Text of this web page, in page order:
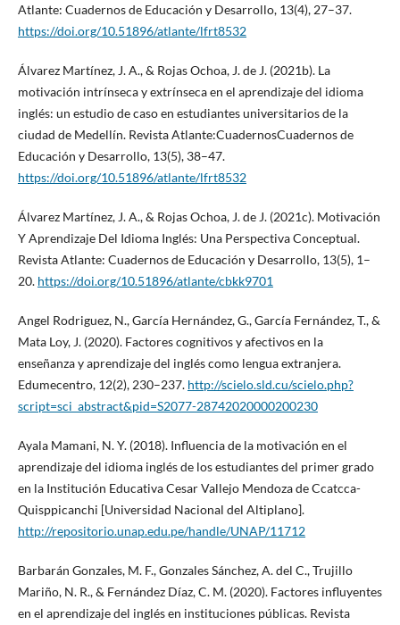
Atlante: Cuadernos de Educación y Desarrollo, 13(4), 27–37.
https://doi.org/10.51896/atlante/lfrt8532
Álvarez Martínez, J. A., & Rojas Ochoa, J. de J. (2021b). La
motivación intrínseca y extrínseca en el aprendizaje del idioma
inglés: un estudio de caso en estudiantes universitarios de la
ciudad de Medellín. Revista Atlante:CuadernosCuadernos de
Educación y Desarrollo, 13(5), 38–47.
https://doi.org/10.51896/atlante/lfrt8532
Álvarez Martínez, J. A., & Rojas Ochoa, J. de J. (2021c). Motivación
Y Aprendizaje Del Idioma Inglés: Una Perspectiva Conceptual.
Revista Atlante: Cuadernos de Educación y Desarrollo, 13(5), 1–
20. https://doi.org/10.51896/atlante/cbkk9701
Angel Rodriguez, N., García Hernández, G., García Fernández, T., &
Mata Loy, J. (2020). Factores cognitivos y afectivos en la
enseñanza y aprendizaje del inglés como lengua extranjera.
Edumecentro, 12(2), 230–237. http://scielo.sld.cu/scielo.php?
script=sci_abstract&pid=S2077-28742020000200230
Ayala Mamani, N. Y. (2018). Influencia de la motivación en el
aprendizaje del idioma inglés de los estudiantes del primer grado
en la Institución Educativa Cesar Vallejo Mendoza de Ccatcca-
Quisppicanchi [Universidad Nacional del Altiplano].
http://repositorio.unap.edu.pe/handle/UNAP/11712
Barbarán Gonzales, M. F., Gonzales Sánchez, A. del C., Trujillo
Mariño, N. R., & Fernández Díaz, C. M. (2020). Factores influyentes
en el aprendizaje del inglés en instituciones públicas. Revista